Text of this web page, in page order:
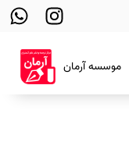
موسسه آرمان